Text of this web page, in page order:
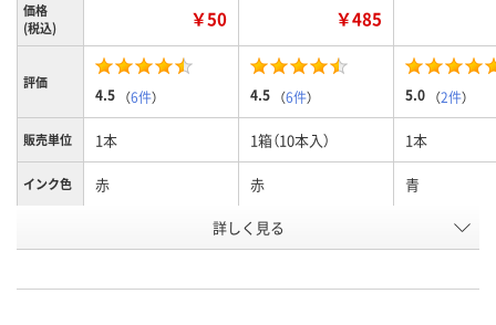
価格
(税込)
￥50 ￥485
評価
4.5 （6件） 4.5 （6件） 5.0 （2件）
販売単位 1本 1箱（10本入） 1本
インク色 赤 赤 青
8243883 8196353
詳しく見る